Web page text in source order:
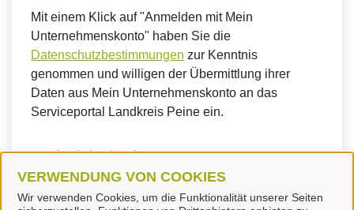
VERWENDUNG VON COOKIES
Wir verwenden Cookies, um die Funktionalität unserer Seiten
Mit einem Klick auf "Anmelden mit Mein
Unternehmenskonto" haben Sie die
Datenschutzbestimmungen zur Kenntnis
genommen und willigen der Übermittlung ihrer
Daten aus Mein Unternehmenskonto an das
Serviceportal Landkreis Peine ein.
So funktioniert´s: